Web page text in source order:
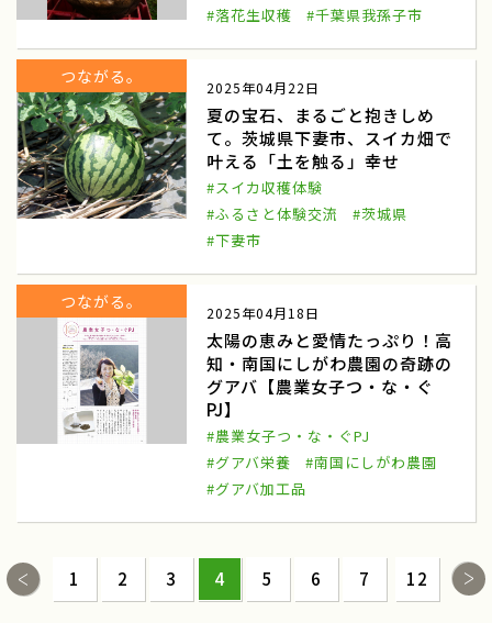
難波葱 難波ねぎ収穫体験
なにわの伝統野菜
田舎でいいね食育探訪 紅大根
ケンケン鰹 漁業
伝統漁法刺し網 すさみ町
城泊
歴史的建造物や文化財 特別な体験
ガストロノミーツーリズム 野菜収穫体験
奈良県金剛葛城山麓 花御所柿
鳥取県こおげ
八朔 猫の手援農隊
#落花生収穫
#千葉県我孫子市
つながる。
2025年04月22日
夏の宝石、まるごと抱きしめ
て。茨城県下妻市、スイカ畑で
叶える「土を触る」幸せ
#スイカ収穫体験
#ふるさと体験交流
#茨城県
#下妻市
つながる。
2025年04月18日
太陽の恵みと愛情たっぷり！高
知・南国にしがわ農園の奇跡の
グアバ【農業女子つ・な・ぐ
PJ】
#農業女子つ・な・ぐPJ
#グアバ栄養
#南国にしがわ農園
#グアバ加工品
1 2 3 4 5 6 7 12